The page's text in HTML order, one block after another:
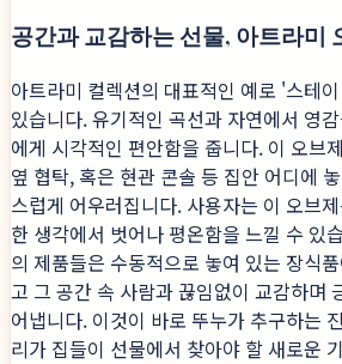
공간과 교감하는 선물, 아트라미
아트라미 컬렉션의 대표적인 예로 '스테
있습니다. 유기적인 곡선과 자연에서 영
에게 시각적인 편안함을 줍니다. 이 오브
옆 협탁, 혹은 현관 콘솔 등 집안 어디에
스럽게 어우러집니다. 사용자는 이 오브
한 생각에서 벗어나 평온함을 느낄 수 있
의 제품들은 수동적으로 놓여 있는 장식
고 그 공간 속 사람과 끊임없이 교감하며
어냅니다. 이것이 바로 뚜누가 추구하는
리가 집들이 선물에서 찾아야 할 새로운